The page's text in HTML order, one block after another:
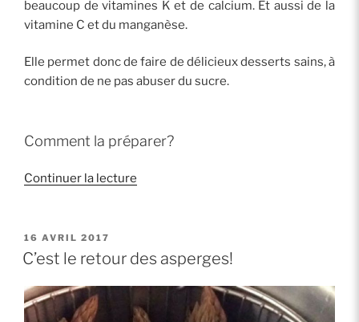
beaucoup de vitamines K et de calcium. Et aussi de la
vitamine C et du manganèse.
Elle permet donc de faire de délicieux desserts sains, à
condition de ne pas abuser du sucre.
Comment la préparer?
Continuer la lecture
de
PUBLIÉ
LE
16 AVRIL 2017
C’est le retour des asperges!